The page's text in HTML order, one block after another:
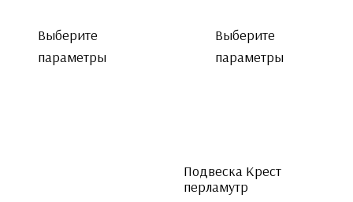
Выберите
параметры
Выберите
параметры
Подвеска Крест
перламутр